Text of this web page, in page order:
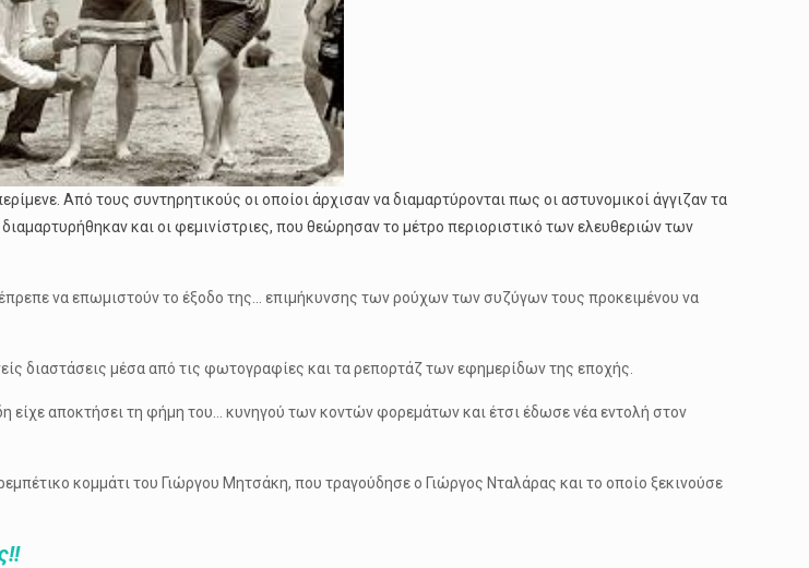
Από τους συντηρητικούς οι οποίοι άρχισαν να διαμαρτύρονται πως οι αστυνομικοί άγγιζαν τα
και οι φεμινίστριες, που θεώρησαν το μέτρο περιοριστικό των ελευθεριών των
να επωμιστούν το έξοδο της… επιμήκυνσης των ρούχων των συζύγων τους προκειμένου να
διαστάσεις μέσα από τις φωτογραφίες και τα ρεπορτάζ των εφημερίδων της εποχής.
αποκτήσει τη φήμη του… κυνηγού των κοντών φορεμάτων και έτσι έδωσε νέα εντολή στον
κομμάτι του Γιώργου Μητσάκη, που τραγούδησε ο Γιώργος Νταλάρας και το οποίο ξεκινούσε